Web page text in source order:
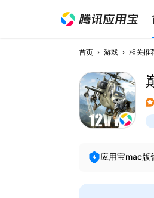
首页 游戏 相关推
应用宝mac版